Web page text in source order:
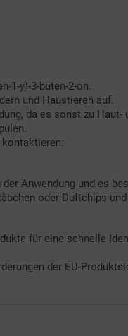
1-y)-3-buten-2-on.
und Haustieren auf.
da es sonst zu Haut-
Anwendung und es
oder Duftchips
für eine schnelle
der EU-